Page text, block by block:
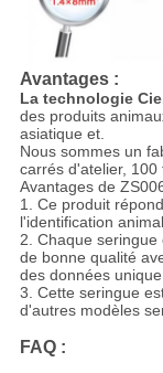
Avantages :
La technologie
des produits
asiatique et.
Nous sommes un
carrés d'atelier, 100
Avantages de
1. Ce produit
l'identification
2. Chaque
de bonne qualité
des données
3. Cette seringue
d'autres modèles
FAQ :